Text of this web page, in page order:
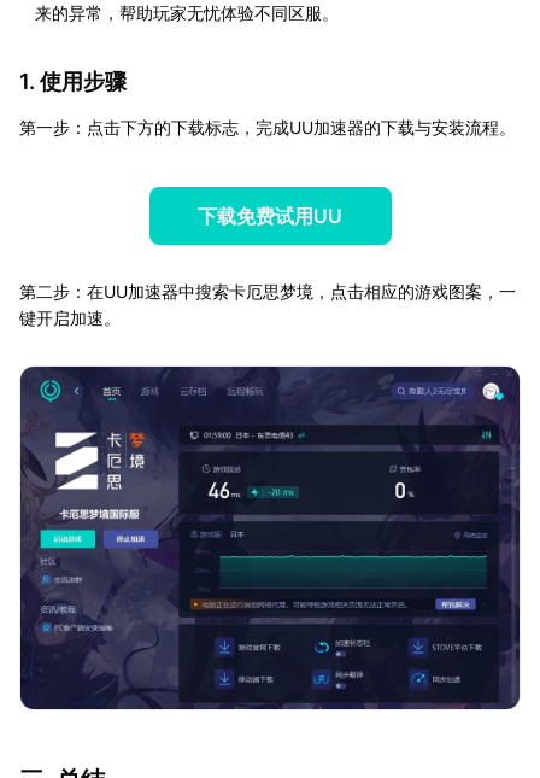
来的异常，帮助玩家无忧体验不同区服。
1. 使用步骤
第一步：点击下方的下载标志，完成UU加速器的下载与安装流程。
下载免费试用UU
第二步：在UU加速器中搜索卡厄思梦境，点击相应的游戏图案，一
键开启加速。